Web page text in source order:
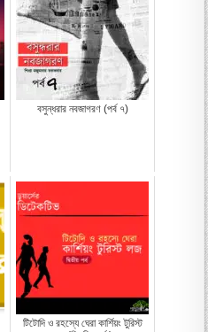
বসুন্ধরার নবজাগরণ (পর্ব ৭)
টিটোদি ও রহস্যে ঘেরা কার্শিয়ং টুরিস্ট